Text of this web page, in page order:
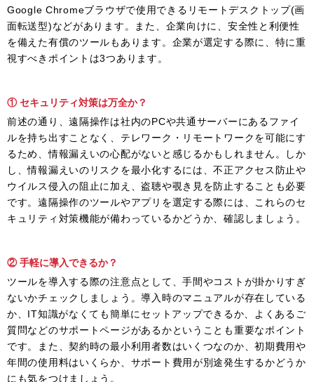
Google Chromeブラウザで使用できるリモートデスクトップ(画
面転送型)などがあります。また、企業向けに、安全性と利便性
を備えた有償のツールもあります。企業が選定する際に、特に重
視すべきポイントは3つあります。
① セキュリティ対策は万全か？
前述の通り、遠隔操作は社内のPCや共通サーバーにあるファイ
ルを持ち出すことなく、テレワーク・リモートワークを可能にす
るため、情報漏えいの心配がないと感じるかもしれません。しか
し、情報漏えいのリスクを最小化するには、不正アクセス防止や
ウイルス侵入の阻止に加え、盗聴や覗き見を防止することも必要
です。遠隔操作のツールやアプリを選定する際には、これらのセ
キュリティ対策機能が備わっているかどうか、確認しましょう。
② 手軽に導入できるか？
ツールを導入する際の注意点として、手間やコストが掛かりすぎ
ないかチェックしましょう。導入時のマニュアルが存在している
か、IT知識がなくても簡単にセットアップできるか、よくあるご
質問などのサポートページがあるかということも重要なポイント
です。また、契約時の最小利用者数はいくつなのか、初期費用や
年間の使用料はいくらか、サポート費用が別途発生するかどうか
にも気をつけましょう。